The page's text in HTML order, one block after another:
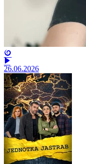
26.06.2026